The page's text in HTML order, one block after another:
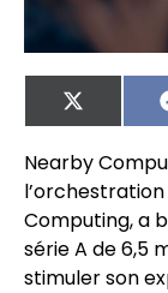
X
(Twitter)
Nearby
Computing, a
série A de 6,5
stimuler son